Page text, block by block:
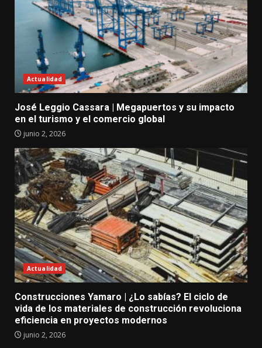
Actualidad
José Leggio Cassara | Megapuertos y su impacto
en el turismo y el comercio global
junio 2, 2026
Actualidad
Construcciones Yamaro | ¿Lo sabías? El ciclo de
vida de los materiales de construcción revoluciona
eficiencia en proyectos modernos
junio 2, 2026